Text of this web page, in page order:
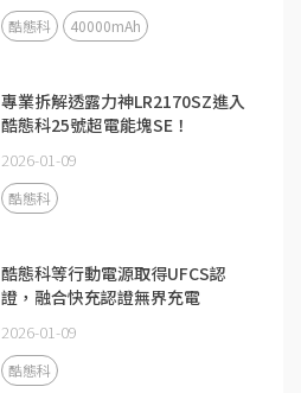
酷態科 40000mAh
專業拆解透露力神LR2170SZ進入
酷態科25號超電能塊SE！
2026-01-09
酷態科
酷態科等行動電源取得UFCS認
證，融合快充認證無界充電
2026-01-09
酷態科